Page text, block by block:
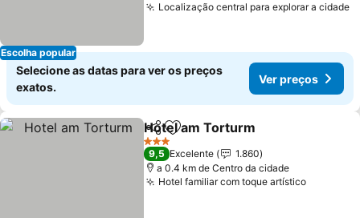
Escolha popular
Localização central para explorar a cidade
Selecione as datas para ver os preços
exatos.
Ver preços
PartilharAdicionar aos favoritos
Hotel am Torturm
3 Estrelas
9,5 Excelente
1.860
a 0.4 km de Centro da cidade
Hotel familiar com toque artísticoVer